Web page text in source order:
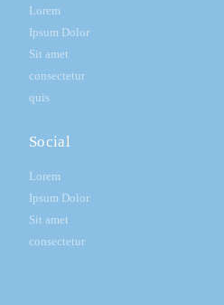
Lorem
Ipsum Dolor
Sit amet
consectetur
quis
Social
Lorem
Ipsum Dolor
Sit amet
consectetur